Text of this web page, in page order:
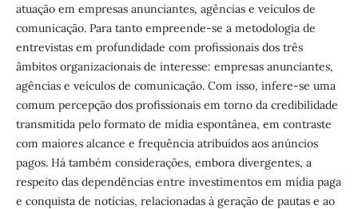
atuação em empresas anunciantes, agências e veículos de
comunicação. Para tanto empreende-se a metodologia de
entrevistas em profundidade com profissionais dos três
âmbitos organizacionais de interesse: empresas anunciantes,
agências e veículos de comunicação. Com isso, infere-se uma
comum percepção dos profissionais em torno da credibilidade
transmitida pelo formato de mídia espontânea, em contraste
com maiores alcance e frequência atribuídos aos anúncios
pagos. Há também considerações, embora divergentes, a
respeito das dependências entre investimentos em mídia paga
e conquista de notícias, relacionadas à geração de pautas e ao